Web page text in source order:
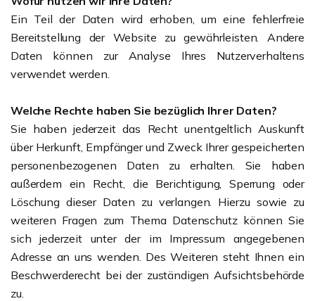
Ein Teil der Daten wird erhoben, um eine fehlerfreie
Bereitstellung der Website zu gewährleisten. Andere
Daten können zur Analyse Ihres Nutzerverhaltens
verwendet werden.
Welche Rechte haben Sie bezüglich Ihrer Daten?
Sie haben jederzeit das Recht unentgeltlich Auskunft
über Herkunft, Empfänger und Zweck Ihrer gespeicherten
personenbezogenen Daten zu erhalten. Sie haben
außerdem ein Recht, die Berichtigung, Sperrung oder
Löschung dieser Daten zu verlangen. Hierzu sowie zu
weiteren Fragen zum Thema Datenschutz können Sie
sich jederzeit unter der im Impressum angegebenen
Adresse an uns wenden. Des Weiteren steht Ihnen ein
Beschwerderecht bei der zuständigen Aufsichtsbehörde
zu.